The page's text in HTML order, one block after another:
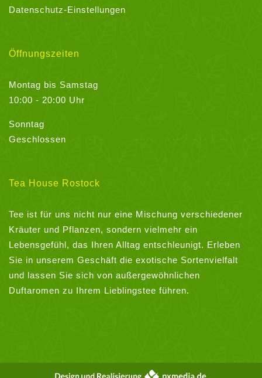
Datenschutz-Einstellungen
Öffnungszeiten
Montag bis Samstag
10:00 - 20:00 Uhr
Sonntag
Geschlossen
Tea House Rostock
Tee ist für uns nicht nur eine Mischung verschiedener
Kräuter und Pflanzen, sondern vielmehr ein
Lebensgefühl, das Ihren Alltag entschleunigt. Erleben
Sie in unserem Geschäft die exotische Sortenvielfalt
und lassen Sie sich von außergewöhnlichen
Duftaromen zu Ihrem Lieblingstee führen.